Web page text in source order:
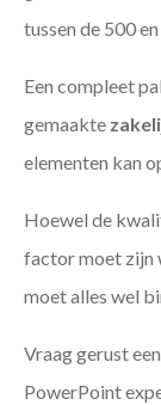
tussen de 500
Een compleet
gemaakte
elementen kan
Hoewel de
factor moet zijn
moet alles wel
Vraag gerust een
PowerPoint